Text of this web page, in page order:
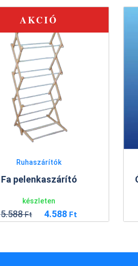
AKCIÓ
Ruhaszárítók
Fa pelenkaszárító
készleten
5.588Ft 4.588 Ft